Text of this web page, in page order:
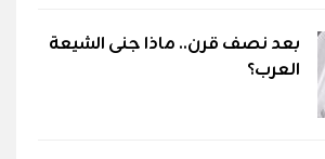
بعد نصف قرن.. ماذا جنى الشيعة
العرب؟